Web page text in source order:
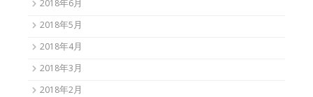
2018年6月
2018年5月
2018年4月
2018年3月
2018年2月